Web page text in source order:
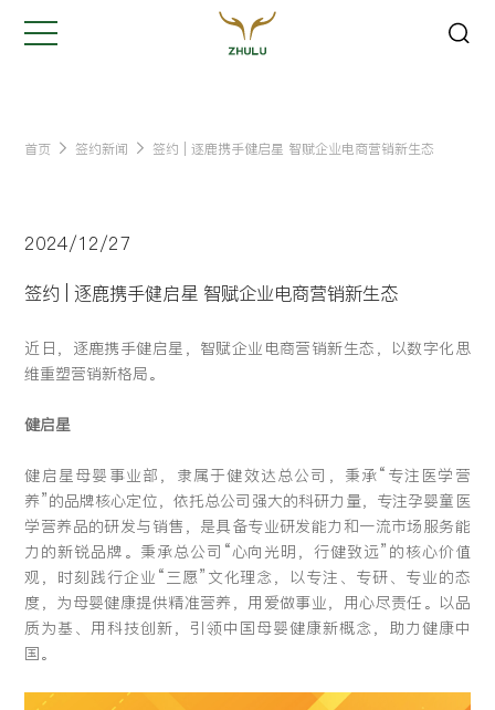
首页 签约新闻 签约 | 逐鹿携手健启星 智赋企业电商营销新生态
2024/12/27
签约 | 逐鹿携手健启星 智赋企业电商营销新生态
近日，逐鹿携手健启星，智赋企业电商营销新生态，以数字化思
维重塑营销新格局。
健启星
健启星母婴事业部，隶属于健效达总公司，秉承“专注医学营
养”的品牌核心定位，依托总公司强大的科研力量，专注孕婴童医
学营养品的研发与销售，是具备专业研发能力和一流市场服务能
力的新锐品牌。秉承总公司“心向光明，行健致远”的核心价值
观，时刻践行企业“三愿”文化理念，以专注、专研、专业的态
度，为母婴健康提供精准营养，用爱做事业，用心尽责任。以品
质为基、用科技创新，引领中国母婴健康新概念，助力健康中
国。
是我们最重要的工作之一...
公司名称:*
联系方式:*
留言: